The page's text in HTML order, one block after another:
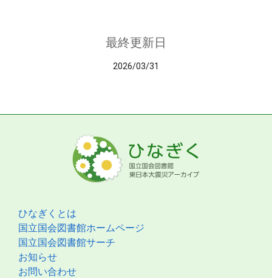
最終更新日
2026/03/31
ひなぎくとは
国立国会図書館ホームページ
国立国会図書館サーチ
お知らせ
お問い合わせ